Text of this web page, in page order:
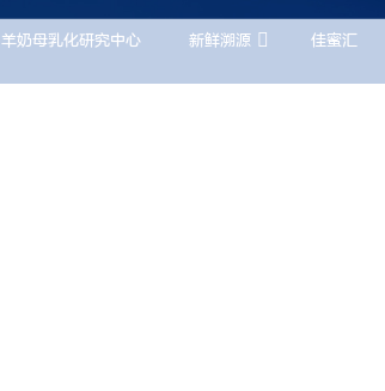
羊奶母乳化研究中心 新鲜溯源  佳蜜汇